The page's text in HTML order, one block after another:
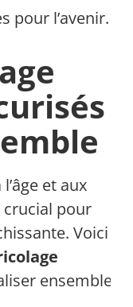
pour l’avenir.
et aux
crucial pour
Voici
ensemble :